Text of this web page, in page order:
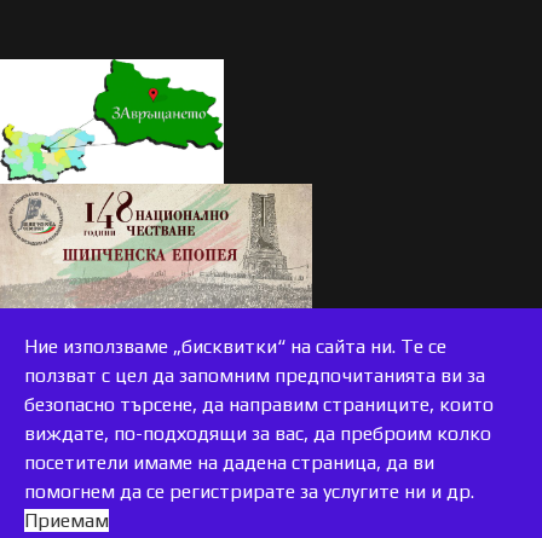
Ние използваме „бисквитки“ на сайта ни. Те се
ползват с цел да запомним предпочитанията ви за
безопасно търсене, да направим страниците, които
виждате, по-подходящи за вас, да преброим колко
посетители имаме на дадена страница, да ви
помогнем да се регистрирате за услугите ни и др.
Приемам
accessible